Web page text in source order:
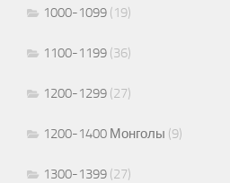
1000-1099 (19)
1100-1199 (36)
1200-1299 (27)
1200-1400 Монголы (9)
1300-1399 (27)